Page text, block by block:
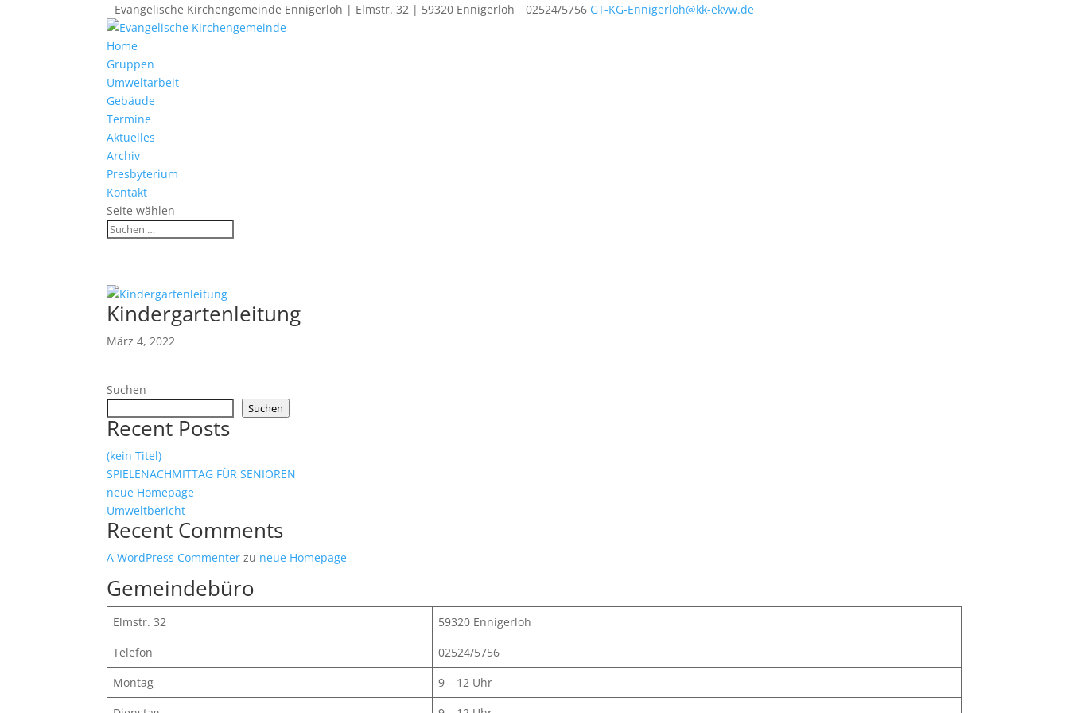
Evangelische Kirchengemeinde Ennigerloh | Elmstr. 32 | 59320 Ennigerloh 02524/5756 GT-KG-Ennigerloh@kk-ekvw.de
Home
Gruppen
Umweltarbeit
Gebäude
Termine
Aktuelles
Archiv
Presbyterium
Kontakt
Seite wählen
Kindergartenleitung
März 4, 2022
Suchen
Suchen
Recent Posts
(kein Titel)
SPIELENACHMITTAG FÜR SENIOREN
neue Homepage
Umweltbericht
Recent Comments
A WordPress Commenter zu neue Homepage
Gemeindebüro
Elmstr. 32
59320 Ennigerloh
Telefon
02524/5756
Montag
9 – 12 Uhr